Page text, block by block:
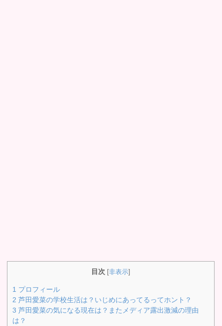
目次 [非表示]
1 プロフィール
2 芦田愛菜の学校生活は？いじめにあってるってホント？
3 芦田愛菜の気になる現在は？またメディア露出激減の理由
は？